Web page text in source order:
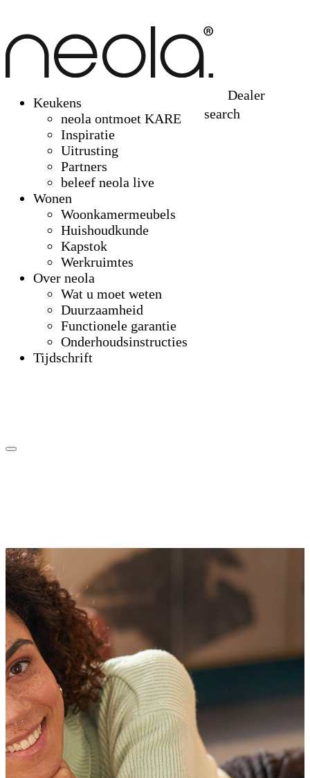
Keukens
neola ontmoet KARE
Inspiratie
Uitrusting
Partners
beleef neola live
Wonen
Woonkamermeubels
Huishoudkunde
Kapstok
Werkruimtes
Over neola
Wat u moet weten
Duurzaamheid
Functionele garantie
Onderhoudsinstructies
Tijdschrift
Dealer
search